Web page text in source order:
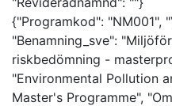
{"Programkod": "NM001",
"Benamning_sve":
riskbedömning -
"Environmental Pollution
Master's Programme",